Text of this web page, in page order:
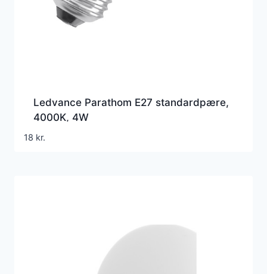
Ledvance Parathom E27 standardpære,
4000K, 4W
18 kr.